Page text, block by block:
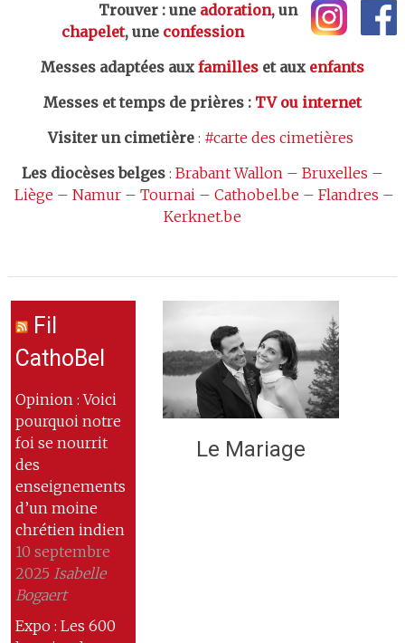
Trouver : une adoration, un
chapelet, une confession
Messes adaptées aux familleset aux enfants
Messes et temps de prières: TV ou internet
Visiter un cimetière: #carte des cimetières
Les diocèses belges: Brabant Wallon– Bruxelles –
Liège – Namur– Tournai– Cathobel.be – Flandres –
Kerknet.be
Fil
CathoBel
Opinion : Voici
pourquoi notre
foi se nourrit
des
enseignements
d’un moine
chrétien indien
10 septembre
2025 Isabelle
Bogaert
Expo : Les 600
Le Mariage